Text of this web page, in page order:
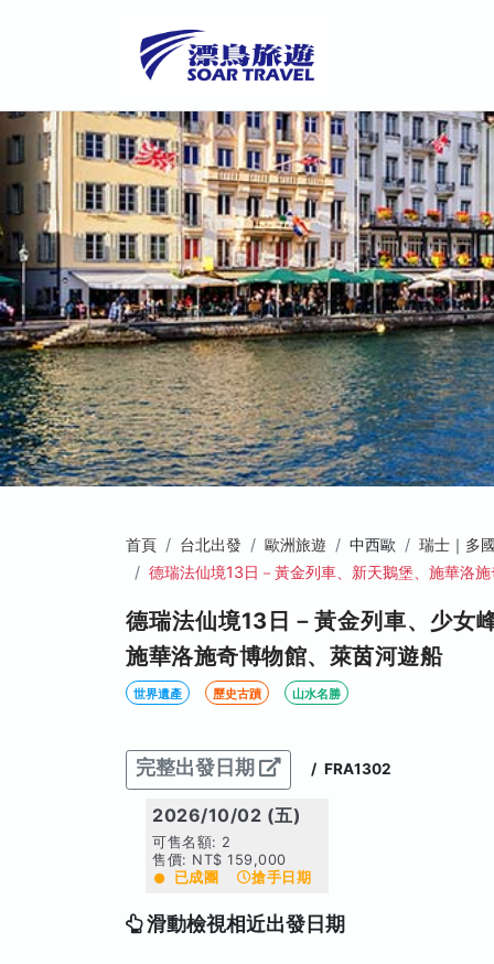
首頁 台北出發 歐洲旅遊 中西歐
瑞士｜多
德瑞法仙境13日－黃金列車、新天鵝堡、施華洛
德瑞法仙境13日－黃金列車、少女
施華洛施奇博物館、萊茵河遊船
世界遺產 歷史古蹟 山水名勝
完整出發日期 / FRA1302
2026/10/02 (五)
可售名額: 2
售價: NT$ 159,000
已成團
搶手日期
滑動檢視相近出發日期